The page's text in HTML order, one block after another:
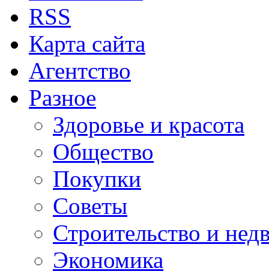
RSS
Карта сайта
Агентство
Разное
Здоровье и красота
Общество
Покупки
Советы
Строительство и
Экономика